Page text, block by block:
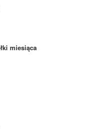
miesiąca